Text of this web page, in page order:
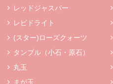
レッドジャスパー
レピドライト
(スター)ローズクォーツ
タンブル（小石・原石）
丸玉
まが玉